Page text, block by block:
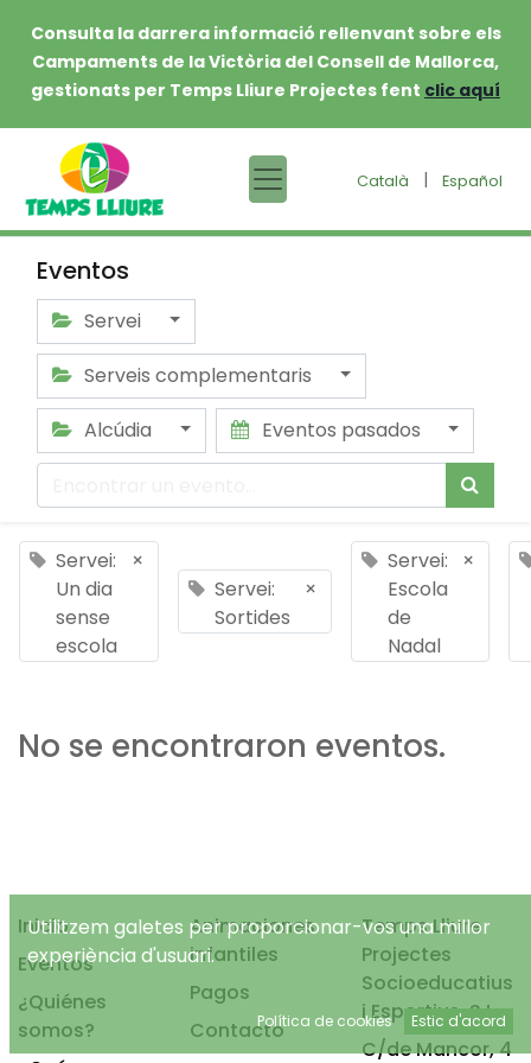
Consulta la darrera informació rellenvant sobre els
Campaments de la Victòria del Consell de Mallorca,
gestionats per Temps Lliure Projectes fent clic aquí
Català | Español
Eventos
Servei
Serveis complementaris
Alcúdia
Eventos pasados
Servei:
Un dia
sense
escola
×
Servei:
Sortides
×
Servei:
Escola
de
Nadal
×
No se encontraron eventos.
Inicio
Eventos
¿Quiénes
somos?
Animaciones
infantiles
Pagos
Contacto
Temps Lliure
Projectes
Socioeducatius
i Esportius, S.L.
C/de Mancor, 4
Utilitzem galetes per proporcionar-vos una millor
experiència d'usuari.
Política de cookies Estic d'acord